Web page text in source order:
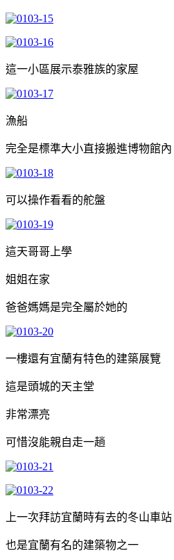
這一小區展示泰雅族的家屋
漁船
完全是標準大小直接搬進博物館內
可以操作看看的舵盤
這天哥哥上學
姐姐在家
爸爸媽媽是完全屬於她的
一樓還有宜蘭有特色的建築展覽
這是頭城的天主堂
非常漂亮
可惜沒能親自走一趟
上一次拜訪宜蘭時有去的冬山車站
也是宜蘭有名的建築物之一